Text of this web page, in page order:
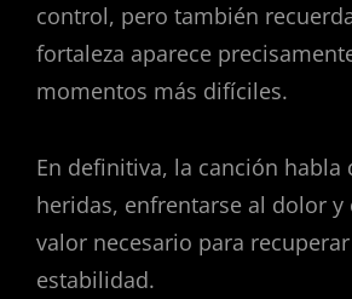
control, pero también
fortaleza aparece
momentos más difíciles.
En definitiva, la canción habla
heridas, enfrentarse al dolor y
valor necesario para
estabilidad.